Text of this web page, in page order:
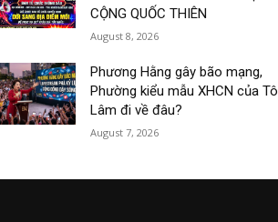
CỘNG QUỐC THIÊN
August 8, 2026
Phương Hằng gây bão mạng,
Phường kiểu mẫu XHCN của Tô
Lâm đi về đâu?
August 7, 2026